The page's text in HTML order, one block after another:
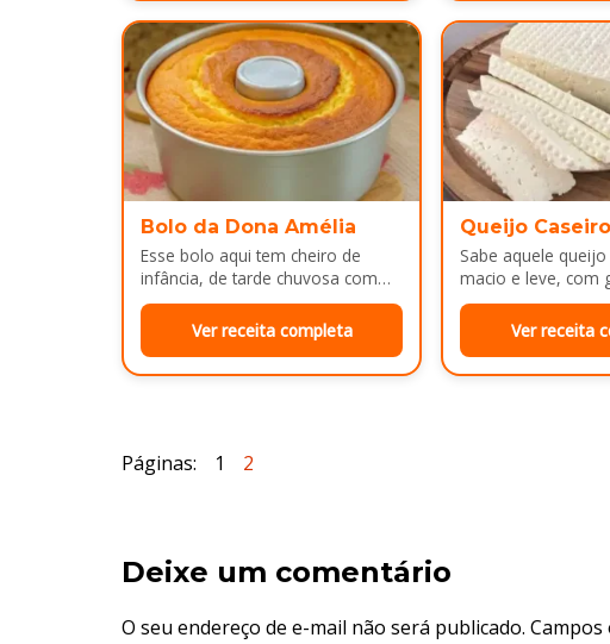
Bolo da Dona Amélia
Esse bolo aqui tem cheiro de
infância, de tarde chuvosa com
café passado na hora e risada
solta na cozinha!…
Ver receita completa
Queijo Caseiro
Sabe aquele
macio e leve, com
e cara de mesa de
Ver receita
Páginas: 1 2
Deixe um comentário
O seu endereço de e-mail não será publicado.